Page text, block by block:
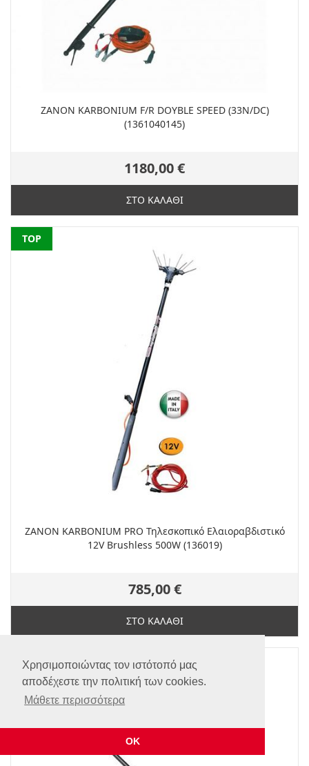
Χρησιμοποιώντας τον ιστότοπό μας
αποδέχεστε την πολιτική των cookies.
Μάθετε περισσότερα
ΟΚ
ZANON KARBONIUM F/R DOYBLE SPEED (33N/DC)
(1361040145)
1180,00 €
ΣΤΟ ΚΑΛΑΘΙ
NEW
TOP
ZANON KARBONIUM PRO Τηλεσκοπικό Ελαιοραβδιστικό
12V Brushless 500W (136019)
785,00 €
ΣΤΟ ΚΑΛΑΘΙ
NEW
TOP